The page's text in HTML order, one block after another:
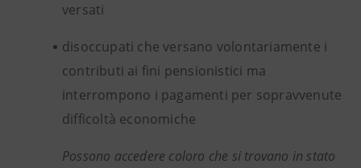
versati
disoccupati che versano volontariamente i
contributi ai fini pensionistici ma
interrompono i pagamenti per sopravvenute
difficoltà economiche
Possono accedere coloro che si trovano in stato